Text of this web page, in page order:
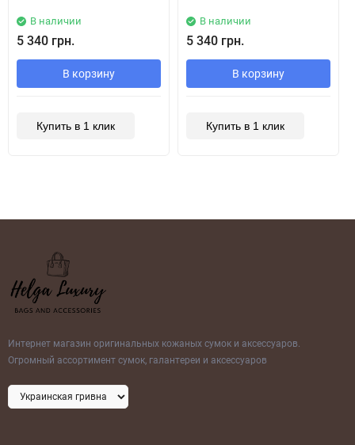
В наличии
5 340 грн.
В корзину
Купить в 1 клик
В наличии
5 340 грн.
В корзину
Купить в 1 клик
Интернет магазин оригинальных кожаных сумок и аксессуаров.
Огромный ассортимент сумок, галантереи и аксессуаров